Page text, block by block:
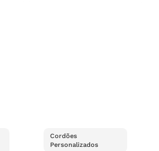
Cordões
Personalizados